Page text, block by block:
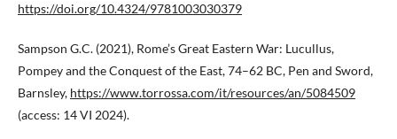
https://doi.org/10.4324/9781003030379
Sampson G.C. (2021), Rome’s Great Eastern War: Lucullus,
Pompey and the Conquest of the East, 74–62 BC, Pen and Sword,
Barnsley, https://www.torrossa.com/it/resources/an/5084509
(access: 14 VI 2024).